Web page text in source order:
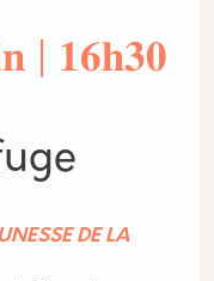
| 𝟏𝟔𝐡𝟑𝟎
DE LA